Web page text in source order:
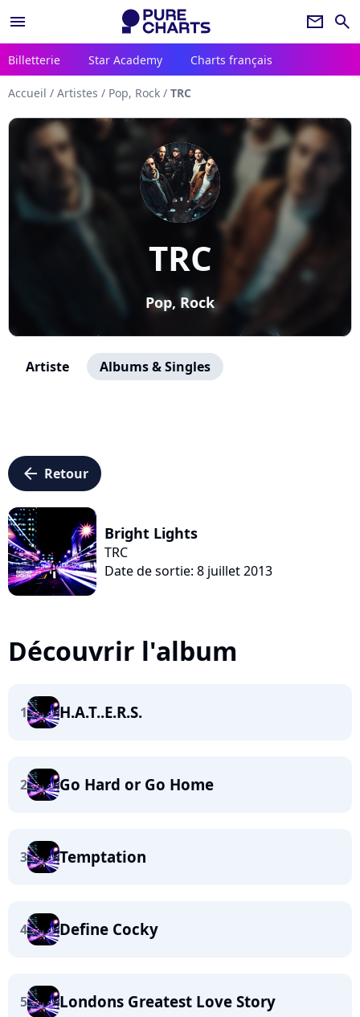
menu newsletter search
Billetterie Star Academy Charts français
Accueil / Artistes / Pop, Rock / TRC
TRC
Pop, Rock
Artiste Albums & Singles
arrow_left Retour
Bright Lights
TRC
Date de sortie: 8 juillet 2013
Découvrir l'album
1 H.A.T..E.R.S.
2 Go Hard or Go Home
3 Temptation
4 Define Cocky
5 Londons Greatest Love Story